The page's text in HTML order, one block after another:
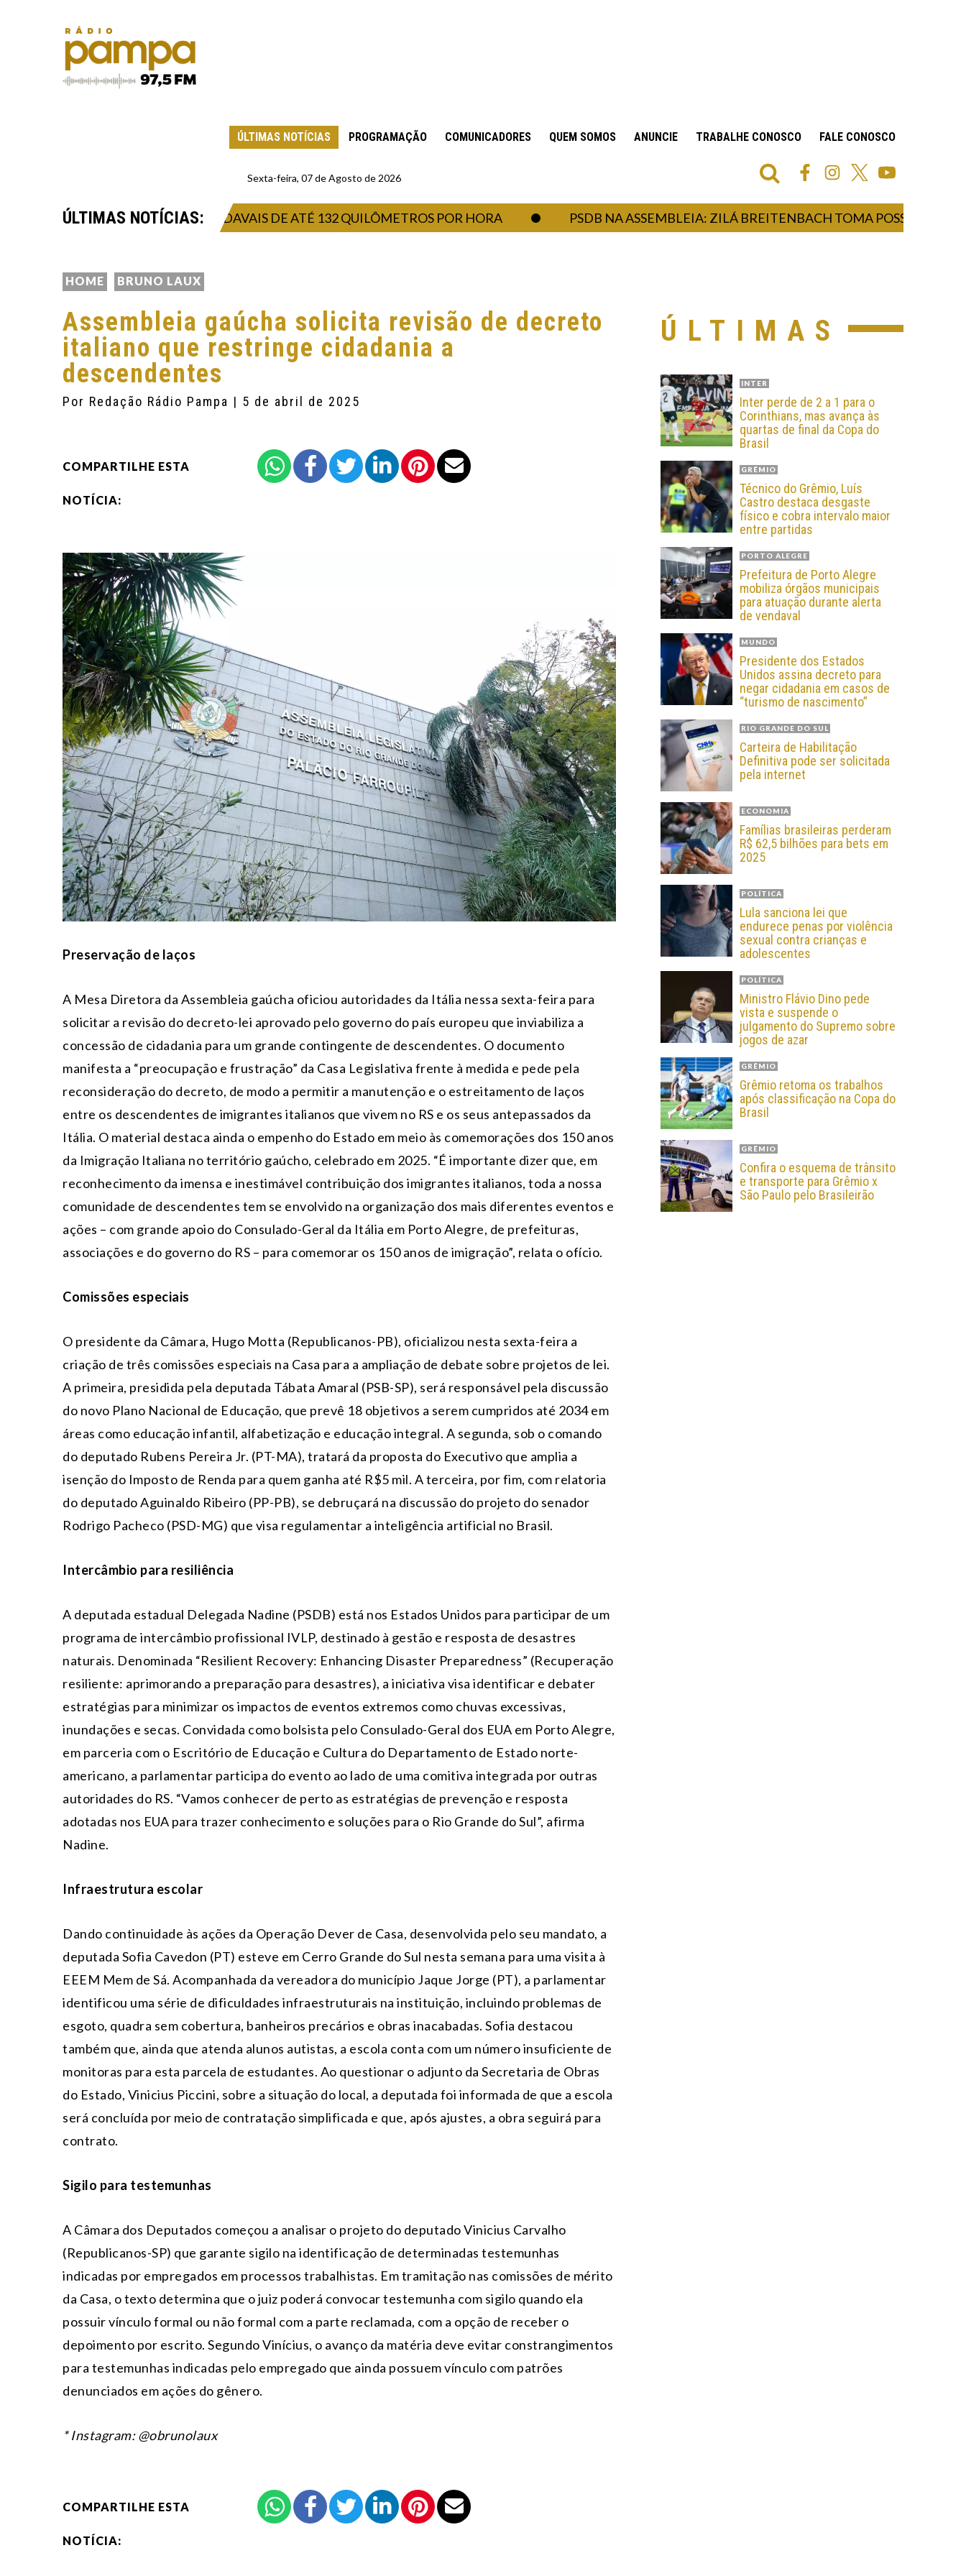
ÚLTIMAS NOTÍCIAS PROGRAMAÇÃO COMUNICADORES QUEM SOMOS ANUNCIE TRABALHE CONOSCO FALE CONOSCO
Sexta-feira, 07 de Agosto de 2026
ÚLTIMAS NOTÍCIAS:
TEMPORAL INTENSO E VENDAVAIS DE ATÉ 132 QUILÔMETROS POR HORA PSDB NA ASSEMBLEIA: ZILÁ BREITENBACH TOMA POSSE COMO
HOME BRUNO LAUX
Assembleia gaúcha solicita revisão de decreto
italiano que restringe cidadania a
descendentes
Por Redação Rádio Pampa | 5 de abril de 2025
COMPARTILHE ESTA
NOTÍCIA:
Preservação de laços
A Mesa Diretora da Assembleia gaúcha oficiou autoridades da Itália nessa sexta-feira para
solicitar a revisão do decreto-lei aprovado pelo governo do país europeu que inviabiliza a
concessão de cidadania para um grande contingente de descendentes. O documento
manifesta a “preocupação e frustração” da Casa Legislativa frente à medida e pede pela
reconsideração do decreto, de modo a permitir a manutenção e o estreitamento de laços
entre os descendentes de imigrantes italianos que vivem no RS e os seus antepassados da
Itália. O material destaca ainda o empenho do Estado em meio às comemorações dos 150 anos
da Imigração Italiana no território gaúcho, celebrado em 2025. “É importante dizer que, em
reconhecimento da imensa e inestimável contribuição dos imigrantes italianos, toda a nossa
comunidade de descendentes tem se envolvido na organização dos mais diferentes eventos e
ações – com grande apoio do Consulado-Geral da Itália em Porto Alegre, de prefeituras,
associações e do governo do RS – para comemorar os 150 anos de imigração”, relata o ofício.
Comissões especiais
O presidente da Câmara, Hugo Motta (Republicanos-PB), oficializou nesta sexta-feira a
criação de três comissões especiais na Casa para a ampliação de debate sobre projetos de lei.
A primeira, presidida pela deputada Tábata Amaral (PSB-SP), será responsável pela discussão
do novo Plano Nacional de Educação, que prevê 18 objetivos a serem cumpridos até 2034 em
áreas como educação infantil, alfabetização e educação integral. A segunda, sob o comando
do deputado Rubens Pereira Jr. (PT-MA), tratará da proposta do Executivo que amplia a
isenção do Imposto de Renda para quem ganha até R$5 mil. A terceira, por fim, com relatoria
do deputado Aguinaldo Ribeiro (PP-PB), se debruçará na discussão do projeto do senador
Rodrigo Pacheco (PSD-MG) que visa regulamentar a inteligência artificial no Brasil.
Intercâmbio para resiliência
A deputada estadual Delegada Nadine (PSDB) está nos Estados Unidos para participar de um
programa de intercâmbio profissional IVLP, destinado à gestão e resposta de desastres
naturais. Denominada “Resilient Recovery: Enhancing Disaster Preparedness” (Recuperação
resiliente: aprimorando a preparação para desastres), a iniciativa visa identificar e debater
estratégias para minimizar os impactos de eventos extremos como chuvas excessivas,
inundações e secas. Convidada como bolsista pelo Consulado-Geral dos EUA em Porto Alegre,
em parceria com o Escritório de Educação e Cultura do Departamento de Estado norte-
americano, a parlamentar participa do evento ao lado de uma comitiva integrada por outras
autoridades do RS. “Vamos conhecer de perto as estratégias de prevenção e resposta
adotadas nos EUA para trazer conhecimento e soluções para o Rio Grande do Sul”, afirma
Nadine.
Infraestrutura escolar
Dando continuidade às ações da Operação Dever de Casa, desenvolvida pelo seu mandato, a
deputada Sofia Cavedon (PT) esteve em Cerro Grande do Sul nesta semana para uma visita à
EEEM Mem de Sá. Acompanhada da vereadora do município Jaque Jorge (PT), a parlamentar
identificou uma série de dificuldades infraestruturais na instituição, incluindo problemas de
esgoto, quadra sem cobertura, banheiros precários e obras inacabadas. Sofia destacou
também que, ainda que atenda alunos autistas, a escola conta com um número insuficiente de
monitoras para esta parcela de estudantes. Ao questionar o adjunto da Secretaria de Obras
do Estado, Vinicius Piccini, sobre a situação do local, a deputada foi informada de que a escola
será concluída por meio de contratação simplificada e que, após ajustes, a obra seguirá para
contrato.
Sigilo para testemunhas
A Câmara dos Deputados começou a analisar o projeto do deputado Vinicius Carvalho
(Republicanos-SP) que garante sigilo na identificação de determinadas testemunhas
indicadas por empregados em processos trabalhistas. Em tramitação nas comissões de mérito
da Casa, o texto determina que o juiz poderá convocar testemunha com sigilo quando ela
possuir vínculo formal ou não formal com a parte reclamada, com a opção de receber o
depoimento por escrito. Segundo Vinícius, o avanço da matéria deve evitar constrangimentos
para testemunhas indicadas pelo empregado que ainda possuem vínculo com patrões
denunciados em ações do gênero.
* Instagram: @obrunolaux
COMPARTILHE ESTA
NOTÍCIA:
ÚLTIMAS
INTER
Inter perde de 2 a 1 para o
Corinthians, mas avança às
quartas de final da Copa do
Brasil
GRÊMIO
Técnico do Grêmio, Luís
Castro destaca desgaste
físico e cobra intervalo maior
entre partidas
PORTO ALEGRE
Prefeitura de Porto Alegre
mobiliza órgãos municipais
para atuação durante alerta
de vendaval
MUNDO
Presidente dos Estados
Unidos assina decreto para
negar cidadania em casos de
“turismo de nascimento”
RIO GRANDE DO SUL
Carteira de Habilitação
Definitiva pode ser solicitada
pela internet
ECONOMIA
Famílias brasileiras perderam
R$ 62,5 bilhões para bets em
2025
POLÍTICA
Lula sanciona lei que
endurece penas por violência
sexual contra crianças e
adolescentes
POLÍTICA
Ministro Flávio Dino pede
vista e suspende o
julgamento do Supremo sobre
jogos de azar
GRÊMIO
Grêmio retoma os trabalhos
após classificação na Copa do
Brasil
GRÊMIO
Confira o esquema de trânsito
e transporte para Grêmio x
São Paulo pelo Brasileirão